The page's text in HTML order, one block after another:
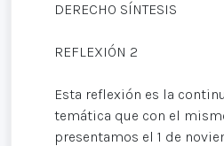
DERECHO SÍNTESIS
REFLEXIÓN 2
Esta reflexión es la
temática que con el
presentamos el 1 de